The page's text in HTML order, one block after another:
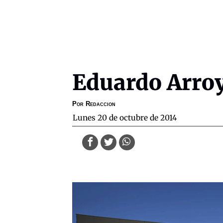
Eduardo
Por Redaccion
lunes 20 de octubre de 2014